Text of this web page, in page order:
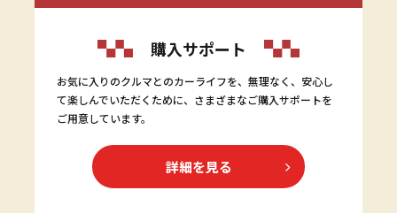
購入サポート
お気に入りのクルマとのカーライフを、無理なく、安心し
て楽しんでいただくために、さまざまなご購入サポートを
ご用意しています。
詳細を見る